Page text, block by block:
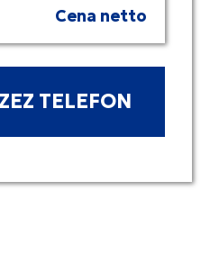
Cena netto
TELEFON